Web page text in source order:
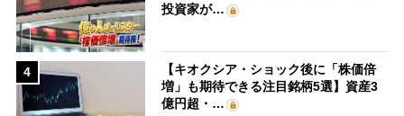
投資家が…
4
【キオクシア・ショック後に「株価倍
増」も期待できる注目銘柄5選】資産3
億円超・…